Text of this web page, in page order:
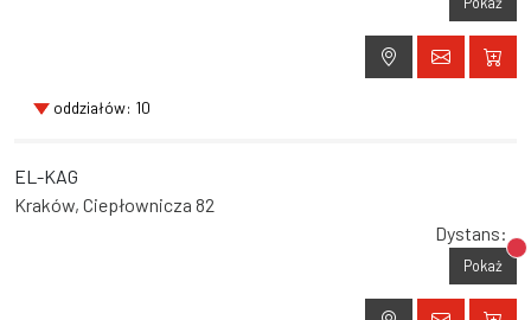
oddziałów: 10
EL-KAG
Kraków, Ciepłownicza 82
Dystans:
Pokaż